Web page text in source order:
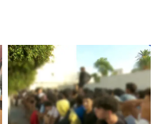
Ceuta